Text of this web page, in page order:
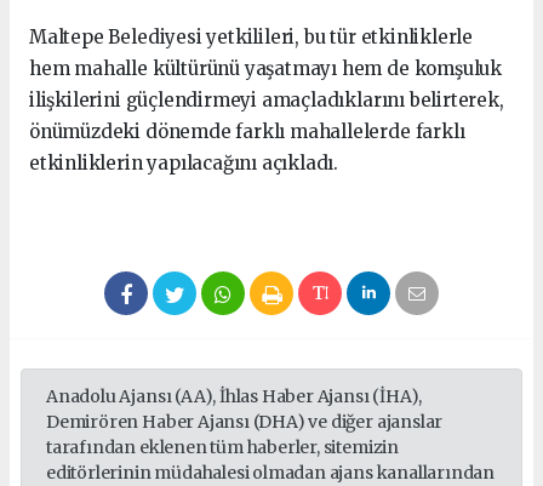
Maltepe Belediyesi yetkilileri, bu tür etkinliklerle
hem mahalle kültürünü yaşatmayı hem de komşuluk
ilişkilerini güçlendirmeyi amaçladıklarını belirterek,
önümüzdeki dönemde farklı mahallelerde farklı
etkinliklerin yapılacağını açıkladı.
Anadolu Ajansı (AA), İhlas Haber Ajansı (İHA),
Demirören Haber Ajansı (DHA) ve diğer ajanslar
tarafından eklenen tüm haberler, sitemizin
editörlerinin müdahalesi olmadan ajans kanallarından